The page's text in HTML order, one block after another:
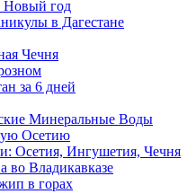
Новый год
в Дагестане
Чечня
за 6 дней
Минеральные Воды
Осетию
Осетия, Ингушетия, Чечня
во Владикавказе
в горах